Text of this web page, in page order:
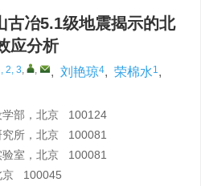
古冶5.1级地震揭示的北
应分析
2, 3, , , 刘艳琼4, 荣棉水1,
学部，北京 100124
究所，北京 100081
验室，北京 100081
京 100045